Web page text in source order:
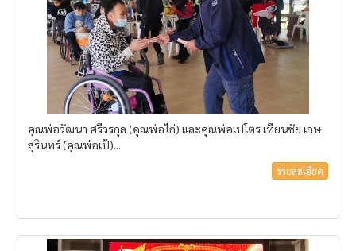
คุณพ่อวัฒนา ศรีวรกุล (คุณพ่อไก่) และคุณพ่อเปโตร เทียนชัย เกษ
สุรินทร์ (คุณพ่อเป้)...
รายละเอียด